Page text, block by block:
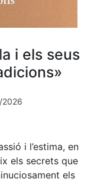
i els seus
i l’estima, en
els secrets que
els